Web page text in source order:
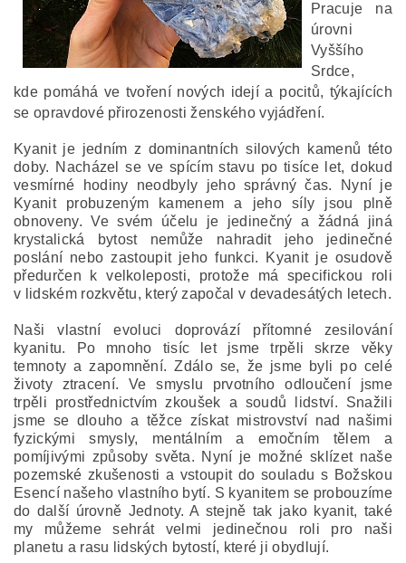
Pracuje na
úrovni
Vyššího
Srdce,
kde pomáhá ve tvoření nových idejí a pocitů, týkajících
se opravdové přirozenosti ženského vyjádření.
Kyanit je jedním z dominantních silových kamenů této
doby. Nacházel se ve spícím stavu po tisíce let, dokud
vesmírné hodiny neodbyly jeho správný čas. Nyní je
Kyanit probuzeným kamenem a jeho síly jsou plně
obnoveny. Ve svém účelu je jedinečný a žádná jiná
krystalická bytost nemůže nahradit jeho jedinečné
poslání nebo zastoupit jeho funkci. Kyanit je osudově
předurčen k velkoleposti, protože má specifickou roli
v lidském rozkvětu, který započal v devadesátých letech.
Naši vlastní evoluci doprovází přítomné zesilování
kyanitu. Po mnoho tisíc let jsme trpěli skrze věky
temnoty a zapomnění. Zdálo se, že jsme byli po celé
životy ztracení. Ve smyslu prvotního odloučení jsme
trpěli prostřednictvím zkoušek a soudů lidství. Snažili
jsme se dlouho a těžce získat mistrovství nad našimi
fyzickými smysly, mentálním a emočním tělem a
pomíjivými způsoby světa. Nyní je možné sklízet naše
pozemské zkušenosti a vstoupit do souladu s Božskou
Esencí našeho vlastního bytí. S kyanitem se probouzíme
do další úrovně Jednoty. A stejně tak jako kyanit, také
my můžeme sehrát velmi jedinečnou roli pro naši
planetu a rasu lidských bytostí, které ji obydlují.